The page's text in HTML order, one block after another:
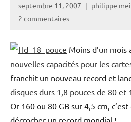
septembre 11, 2007
philippe
2 commentaires
Moins d’un mois
nouvelles capacités pour les
franchit un nouveau record et
disques durs 1,8 pouces de 80 et
Or 160 ou 80 GB sur 4,5 cm, c’est
décrocher un record mondial !